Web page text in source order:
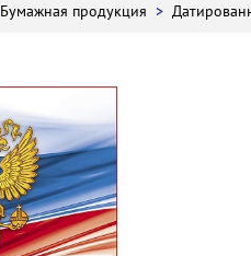
Бумажная продукция >